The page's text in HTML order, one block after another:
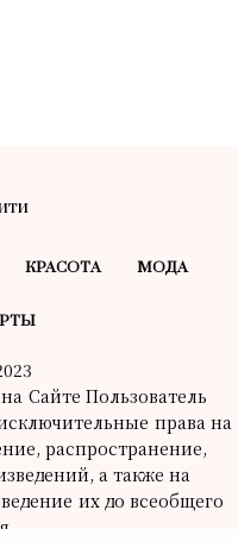
КРАСОТA МОДА
Сайте Пользователь
права на
распространение,
а также на
их до всеобщего